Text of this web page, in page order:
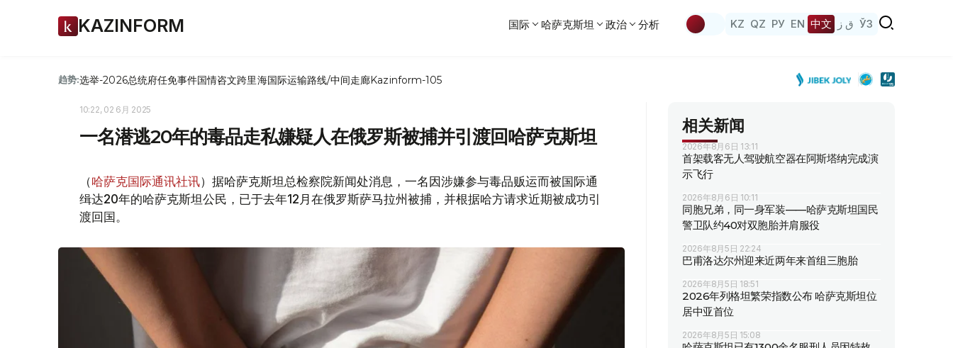
KAZINFORM 国际 哈萨克斯坦 政治 分析 KZ QZ РУ EN 中文 ق ز ЎЗ
趋势:选举-2026总统府任免事件国情咨文跨里海国际运输路线/中间走廊Kazinform-105
10:22, 02 6月 2025
一名潜逃20年的毒品走私嫌疑人在俄罗斯被捕并引渡回哈萨克斯坦
（哈萨克国际通讯社讯）据哈萨克斯坦总检察院新闻处消息，一名因涉嫌参与毒品贩运而被国际通
缉达20年的哈萨克斯坦公民，已于去年12月在俄罗斯萨马拉州被捕，并根据哈方请求近期被成功引
渡回国。
相关新闻
2026年8月6日 13:11
首架载客无人驾驶航空器在阿斯塔纳完成演
示飞行
2026年8月6日 10:11
同胞兄弟，同一身军装——哈萨克斯坦国民
警卫队约40对双胞胎并肩服役
2026年8月5日 22:24
巴甫洛达尔州迎来近两年来首组三胞胎
2026年8月5日 18:51
2026年列格坦繁荣指数公布 哈萨克斯坦位
居中亚首位
2026年8月5日 15:08